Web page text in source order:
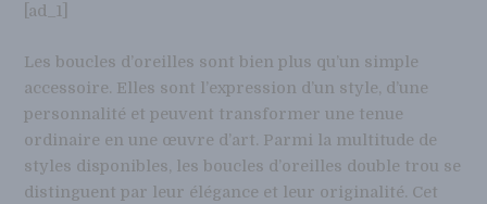
[ad_1]
Les boucles d’oreilles sont bien plus qu’un simple
accessoire. Elles sont l’expression d’un style, d’une
personnalité et peuvent transformer une tenue
ordinaire en une œuvre d’art. Parmi la multitude de
styles disponibles, les boucles d’oreilles double trou se
distinguent par leur élégance et leur originalité. Cet